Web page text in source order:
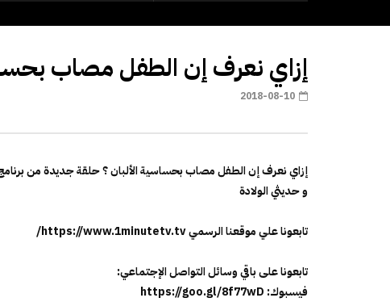
إزاي نعرف إن الطفل مصاب
2018-08-10
إزاي نعرف إن الطفل مصاب بحساسية الألبان ؟ حلقة جديدة من
و حديثي الولادة
تابعونا علي موقعنا الرسمي https://www.1minutetv.tv/
تابعونا على باقي وسائل التواصل الإجتماعي:
فيسبوك: https://goo.gl/8f77wD